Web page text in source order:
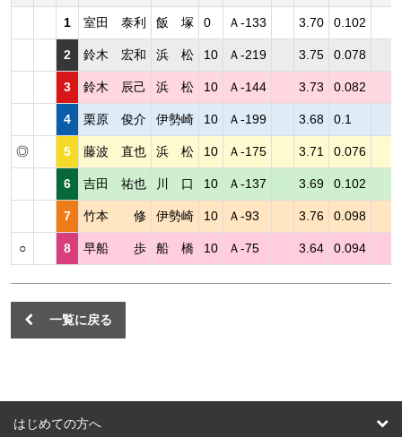
1 室田 泰利 飯 塚 0 Ａ-133 3.70 0.102
2 鈴木 宏和 浜 松 10 Ａ-219 3.75 0.078
3 鈴木 辰己 浜 松 10 Ａ-144 3.73 0.082
4 栗原 俊介 伊勢崎 10 Ａ-199 3.68 0.1
◎ 5 藤波 直也 浜 松 10 Ａ-175 3.71 0.076
6 吉田 祐也 川 口 10 Ａ-137 3.69 0.102
7 竹本 修 伊勢崎 10 Ａ-93 3.76 0.098
○ 8 早船 歩 船 橋 10 Ａ-75 3.64 0.094
一覧に戻る
はじめての方へ